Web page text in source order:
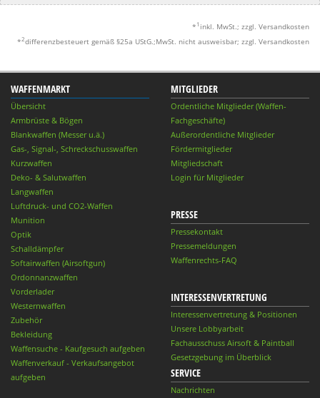
* 1 inkl. MwSt.; zzgl. Versandkosten
*2differenzbesteuert gemäß §25a UStG.;MwSt. nicht ausweisbar; zzgl. Versandkosten
WAFFENMARKT
Übersicht
Armbrüste & Bögen
Blankwaffen (Messer u.ä.)
Gas-, Signal-, Schreckschusswaffen
Kurzwaffen
Deko- & Salutwaffen
Langwaffen
Luftdruck- und CO2-Waffen
Munition
Optik
Schalldämpfer
Softairwaffen (Airsoftgun)
Ordonnanzwaffen
Vorderlader
Westernwaffen
Zubehör
Bekleidung
Waffensuche - Kaufgesuch aufgeben
Waffenverkauf - Verkaufsangebot
aufgeben
MITGLIEDER
Ordentliche Mitglieder (Waffen-
Fachgeschäfte)
Außerordentliche Mitglieder
Fördermitglieder
Mitgliedschaft
Login für Mitglieder
PRESSE
Pressekontakt
Pressemeldungen
Waffenrechts-FAQ
INTERESSENVERTRETUNG
Interessenvertretung & Positionen
Unsere Lobbyarbeit
Fachausschuss Airsoft & Paintball
Gesetzgebung im Überblick
SERVICE
Nachrichten